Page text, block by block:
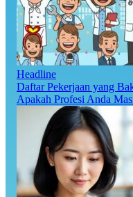
Headline
Daftar Pekerjaan yang
Apakah Profesi Anda